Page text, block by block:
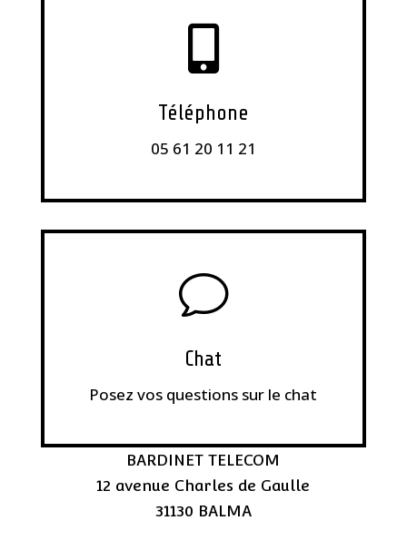

Téléphone
05 61 20 11 21
v
Chat
Posez vos questions sur le chat
BARDINET TELECOM
12 avenue Charles de Gaulle
31130 BALMA